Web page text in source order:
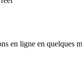
en ligne en quelques